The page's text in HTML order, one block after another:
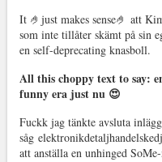
It 🤌just makes sense🤌 att
som inte tillåter skämt på sin
en self-deprecating knasboll.
All this choppy text to say:
funny era just nu 😍
Fuckk jag tänkte avsluta
såg
att anställa en unhinged